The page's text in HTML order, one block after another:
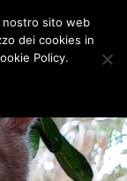
nostro sito web
dei cookies in
Policy.